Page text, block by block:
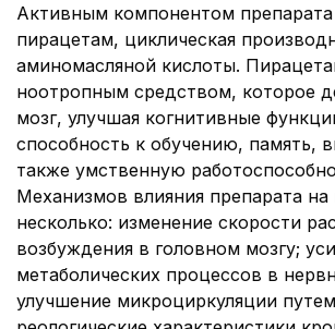
Активным компонентом препарата
пирацетам, циклическая
аминомасляной кислоты.
ноотропным средством, которое
мозг, улучшая когнитивные
способность к обучению, память,
также умственную
Механизмов влияния препарата на
несколько: изменение скорости
возбуждения в головном мозгу;
метаболических процессов в
улучшение микроциркуляции